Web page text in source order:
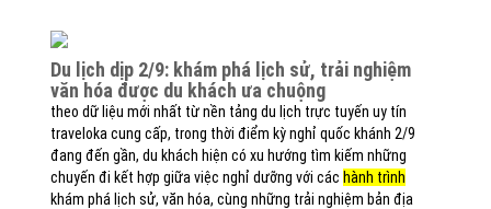
du lịch dịp 2/9: khám phá lịch sử, trải nghiệm
văn hóa được du khách ưa chuộng
theo dữ liệu mới nhất từ nền tảng du lịch trực tuyến uy tín
traveloka cung cấp, trong thời điểm kỳ nghỉ quốc khánh 2/9
đang đến gần, du khách hiện có xu hướng tìm kiếm những
chuyến đi kết hợp giữa việc nghỉ dưỡng với các hành trình
khám phá lịch sử, văn hóa, cùng những trải nghiệm bản địa